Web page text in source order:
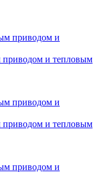
и тепловым
и тепловым